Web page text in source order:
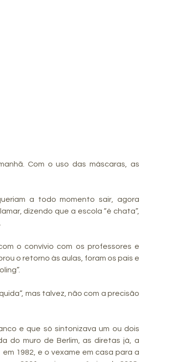
Com o uso das máscaras, as
a todo momento sair, agora
dizendo que a escola “é chata”,
o convívio com os professores e
o retorno às aulas, foram os pais e
mas talvez, não com a precisão
e que só sintonizava um ou dois
do muro de Berlim, as diretas já, a
1982, e o vexame em casa para a